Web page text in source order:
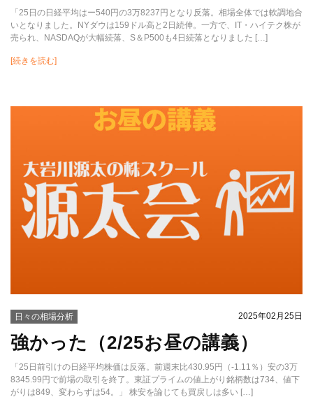
「25日の日経平均はー540円の3万8237円となり反落。相場全体では軟調地合
いとなりました。NYダウは159ドル高と2日続伸。一方で、IT・ハイテク株が
売られ、NASDAQが大幅続落、S＆P500も4日続落となりました […]
[続きを読む]
日々の相場分析 2025年02月25日
強かった（2/25お昼の講義）
「25日前引けの日経平均株価は反落。前週末比430.95円（-1.11％）安の3万
8345.99円で前場の取引を終了。東証プライムの値上がり銘柄数は734、値下
がりは849、変わらずは54。」 株安を論じても買戻しは多い […]